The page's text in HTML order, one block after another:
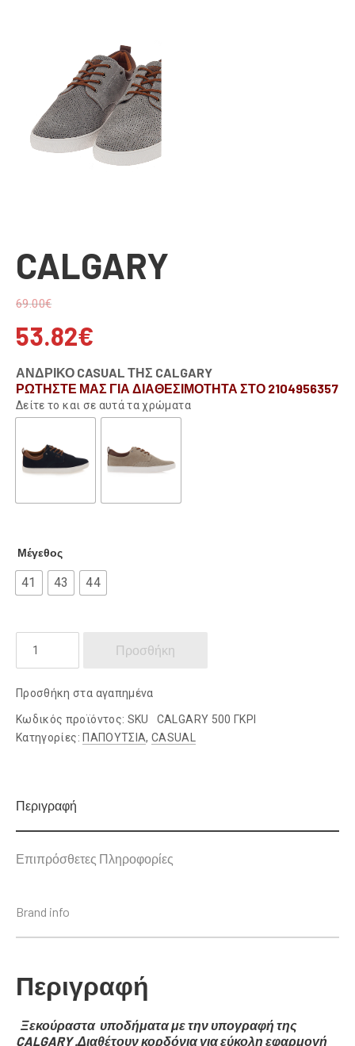
CALGARY
69.00€
53.82€
ΑΝΔΡΙΚΟ CASUAL ΤΗΣ CALGARY
ΡΩΤΗΣΤΕ ΜΑΣ ΓΙΑ ΔΙΑΘΕΣΙΜΟΤΗΤΑ ΣΤΟ 2104956357
Δείτε το και σε αυτά τα χρώματα
Μέγεθος
41 43 44
ποσότητα
Προσθήκη
Προσθήκη στα αγαπημένα
Κωδικός προϊόντος: SKU CALGARY 500 ΓΚΡΙ
Κατηγορίες: ΠΑΠΟΥΤΣΙΑ,CASUAL
Περιγραφή
Επιπρόσθετες Πληροφορίες
Brand info
Περιγραφή
Ξεκούραστα υποδήματα με την υπογραφή της
CALGARY .Διαθέτουν κορδόνια για εύκολη εφαρμογή